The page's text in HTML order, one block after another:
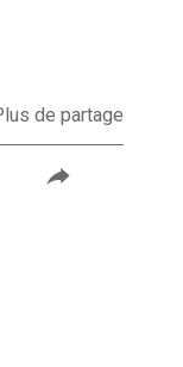
de partage